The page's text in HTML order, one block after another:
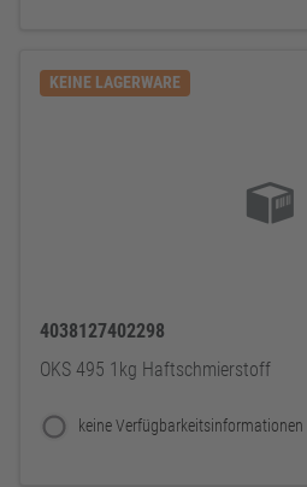
KEINE LAGERWARE
4038127402298
OKS 495 1kg Haftschmierstoff
keine Verfügbarkeitsinformationen